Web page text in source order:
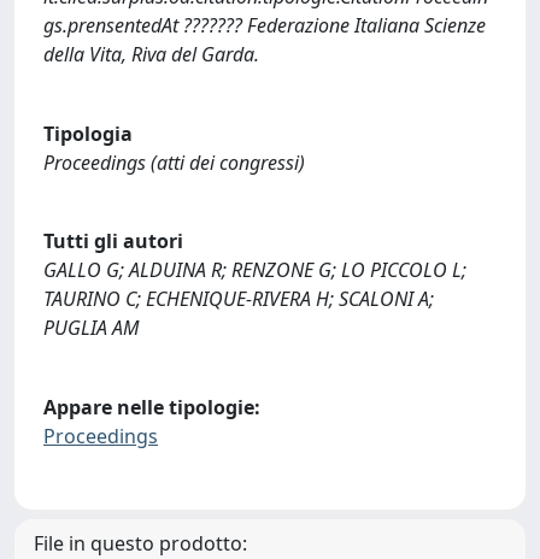
gs.prensentedAt ??????? Federazione Italiana Scienze
della Vita, Riva del Garda.
Tipologia
Proceedings (atti dei congressi)
Tutti gli autori
GALLO G; ALDUINA R; RENZONE G; LO PICCOLO L;
TAURINO C; ECHENIQUE-RIVERA H; SCALONI A;
PUGLIA AM
Appare nelle tipologie:
Proceedings
File in questo prodotto: